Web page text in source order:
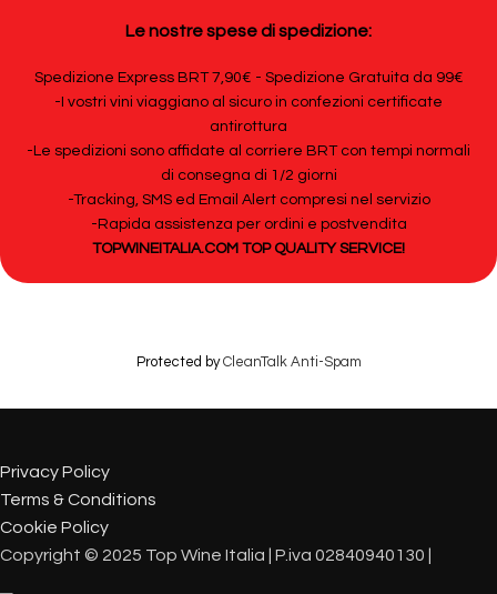
Le nostre spese di spedizione:
Spedizione Express BRT 7,90€ - Spedizione Gratuita da 99€
-I vostri vini viaggiano al sicuro in confezioni certificate
antirottura
-Le spedizioni sono affidate al corriere BRT con tempi normali
di consegna di 1/2 giorni
-Tracking, SMS ed Email Alert compresi nel servizio
-Rapida assistenza per ordini e postvendita
TOPWINEITALIA.COM TOP QUALITY SERVICE!
Protected byCleanTalk Anti-Spam
Privacy Policy
Terms & Conditions
Cookie Policy
Copyright © 2025 Top Wine Italia | P.iva 02840940130 |